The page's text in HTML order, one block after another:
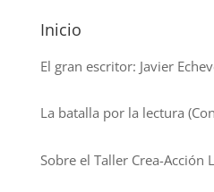
Inicio
El gran escritor: Javier
La batalla por la lectura
Sobre el Taller Crea-Acción